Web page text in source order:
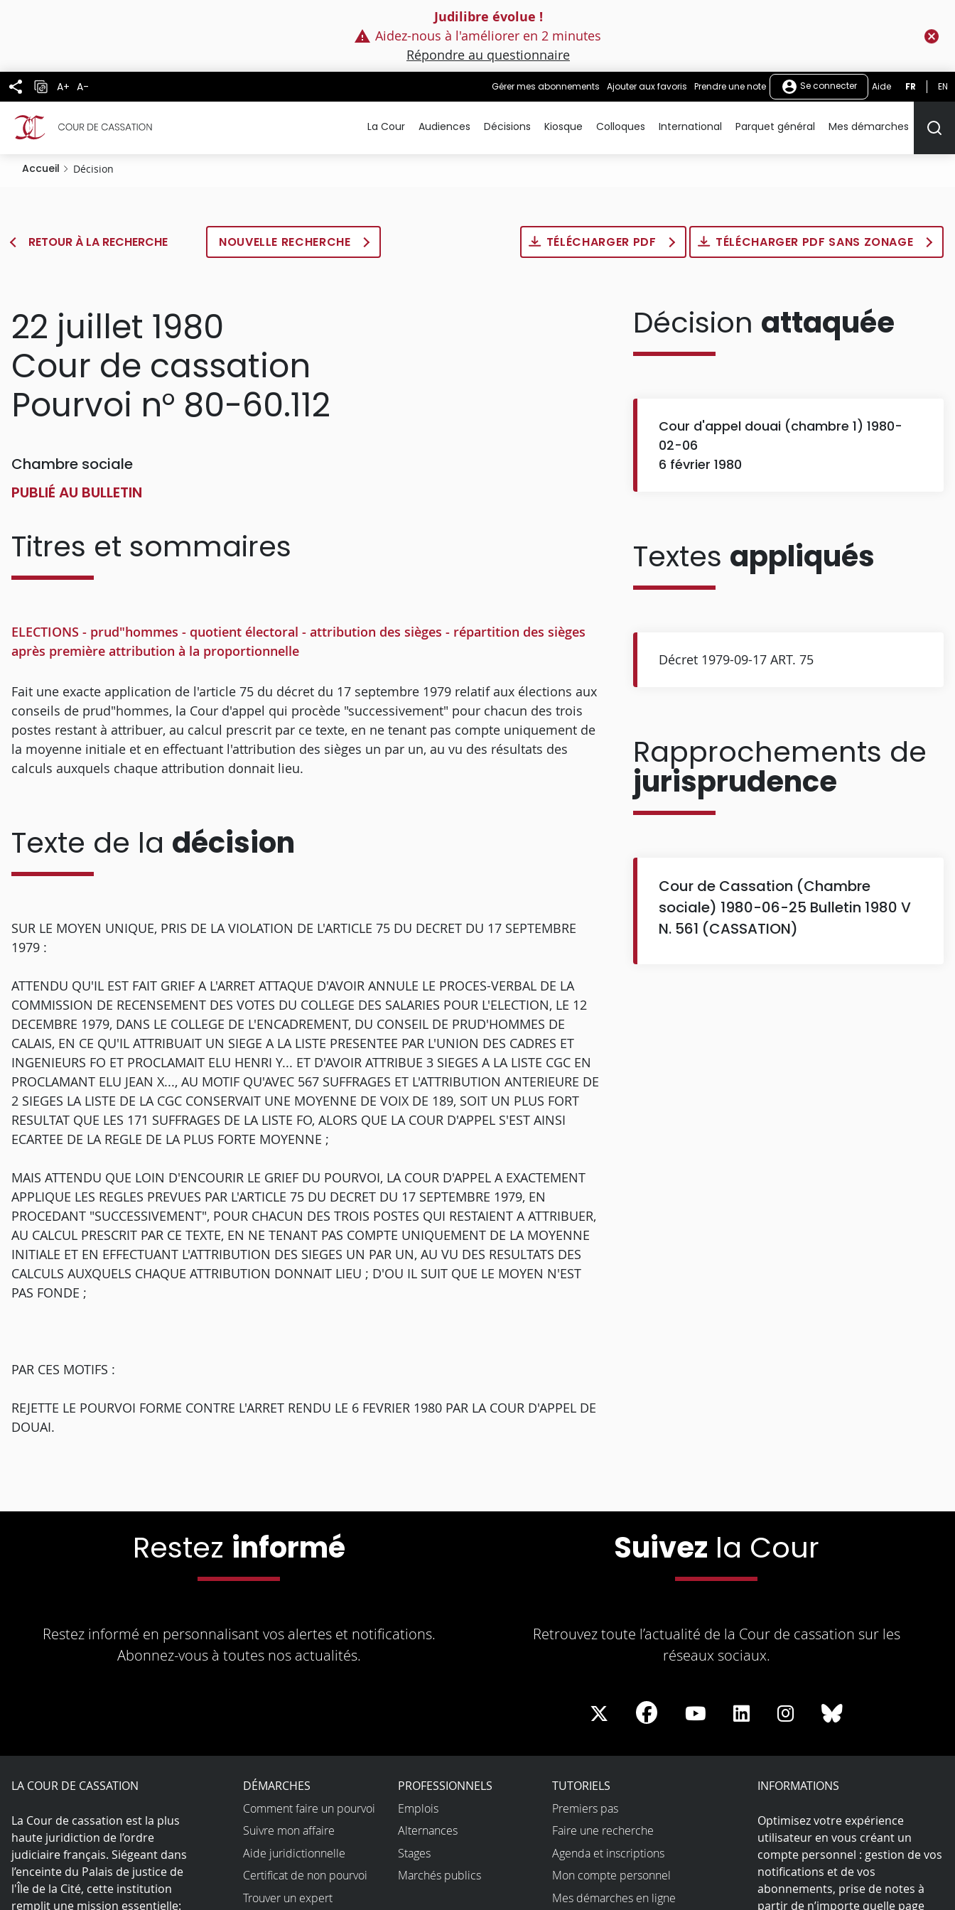
Judilibre évolue !
Aidez-nous à l'améliorer en 2 minutes
Répondre au questionnaire
A+ A- Gérer mes abonnements Ajouter aux favoris Prendre une note Se connecter Aide FR EN
La Cour Audiences Décisions Kiosque Colloques International Parquet général Mes démarches
Accueil Décision
RETOUR À LA RECHERCHE NOUVELLE RECHERCHE TÉLÉCHARGER PDF TÉLÉCHARGER PDF SANS ZONAGE
22 juillet 1980
Cour de cassation
Pourvoi n° 80-60.112
Chambre sociale
PUBLIÉ AU BULLETIN
Titres et sommaires
ELECTIONS - prud"hommes - quotient électoral - attribution des sièges - répartition des sièges
après première attribution à la proportionnelle
Fait une exacte application de l'article 75 du décret du 17 septembre 1979 relatif aux élections aux
conseils de prud"hommes, la Cour d'appel qui procède "successivement" pour chacun des trois
postes restant à attribuer, au calcul prescrit par ce texte, en ne tenant pas compte uniquement de
la moyenne initiale et en effectuant l'attribution des sièges un par un, au vu des résultats des
calculs auxquels chaque attribution donnait lieu.
Texte de la décision
SUR LE MOYEN UNIQUE, PRIS DE LA VIOLATION DE L'ARTICLE 75 DU DECRET DU 17 SEPTEMBRE
1979 :
ATTENDU QU'IL EST FAIT GRIEF A L'ARRET ATTAQUE D'AVOIR ANNULE LE PROCES-VERBAL DE LA
COMMISSION DE RECENSEMENT DES VOTES DU COLLEGE DES SALARIES POUR L'ELECTION, LE 12
DECEMBRE 1979, DANS LE COLLEGE DE L'ENCADREMENT, DU CONSEIL DE PRUD'HOMMES DE
CALAIS, EN CE QU'IL ATTRIBUAIT UN SIEGE A LA LISTE PRESENTEE PAR L'UNION DES CADRES ET
INGENIEURS FO ET PROCLAMAIT ELU HENRI Y... ET D'AVOIR ATTRIBUE 3 SIEGES A LA LISTE CGC EN
PROCLAMANT ELU JEAN X..., AU MOTIF QU'AVEC 567 SUFFRAGES ET L'ATTRIBUTION ANTERIEURE DE
2 SIEGES LA LISTE DE LA CGC CONSERVAIT UNE MOYENNE DE VOIX DE 189, SOIT UN PLUS FORT
RESULTAT QUE LES 171 SUFFRAGES DE LA LISTE FO, ALORS QUE LA COUR D'APPEL S'EST AINSI
ECARTEE DE LA REGLE DE LA PLUS FORTE MOYENNE ;
MAIS ATTENDU QUE LOIN D'ENCOURIR LE GRIEF DU POURVOI, LA COUR D'APPEL A EXACTEMENT
APPLIQUE LES REGLES PREVUES PAR L'ARTICLE 75 DU DECRET DU 17 SEPTEMBRE 1979, EN
PROCEDANT "SUCCESSIVEMENT", POUR CHACUN DES TROIS POSTES QUI RESTAIENT A ATTRIBUER,
AU CALCUL PRESCRIT PAR CE TEXTE, EN NE TENANT PAS COMPTE UNIQUEMENT DE LA MOYENNE
INITIALE ET EN EFFECTUANT L'ATTRIBUTION DES SIEGES UN PAR UN, AU VU DES RESULTATS DES
CALCULS AUXQUELS CHAQUE ATTRIBUTION DONNAIT LIEU ; D'OU IL SUIT QUE LE MOYEN N'EST
PAS FONDE ;
PAR CES MOTIFS :
REJETTE LE POURVOI FORME CONTRE L'ARRET RENDU LE 6 FEVRIER 1980 PAR LA COUR D'APPEL DE
DOUAI.
Décision attaquée
Cour d'appel douai (chambre 1) 1980-
02-06
6 février 1980
Textes appliqués
Décret 1979-09-17 ART. 75
Rapprochements de
jurisprudence
Cour de Cassation (Chambre
sociale) 1980-06-25 Bulletin 1980 V
N. 561 (CASSATION)
Restez informé
Restez informé en personnalisant vos alertes et notifications.
Abonnez-vous à toutes nos actualités.
Suivez la Cour
Retrouvez toute l’actualité de la Cour de cassation sur les
réseaux sociaux.
Share
X
Share
Facebook
Share
Youtube
Share
LinkedIn
Share
Instagram
Share
Bluesky
LA COUR DE CASSATION
La Cour de cassation est la plus
haute juridiction de l’ordre
judiciaire français. Siégeant dans
l’enceinte du Palais de justice de
l'Île de la Cité, cette institution
remplit une mission essentielle:
DÉMARCHES
Comment faire un pourvoi
Suivre mon affaire
Aide juridictionnelle
Certificat de non pourvoi
Trouver un expert
PROFESSIONNELS
Emplois
Alternances
Stages
Marchés publics
TUTORIELS
Premiers pas
Faire une recherche
Agenda et inscriptions
Mon compte personnel
Mes démarches en ligne
INFORMATIONS
Optimisez votre expérience
utilisateur en vous créant un
compte personnel : gestion de vos
notifications et de vos
abonnements, prise de notes à
partir de n’importe quelle page